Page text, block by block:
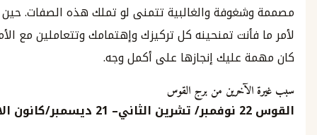
والغالبية تتمنى لو تملك هذه الصفات. حين تكترثين
تمنحينه كل تركيزك وإهتمامك وتتعاملين مع الأمر كما لو
عليك إنجازها على أكمل وجه.
من برج القوس
نوفمبر/تشرين الثاني–
21ديسمبر/ ‪كانونالاول